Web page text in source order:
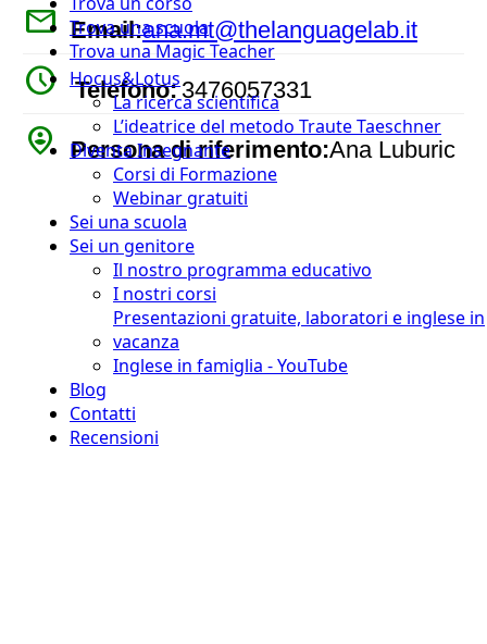
Trova una scuola
Trova una Magic Teacher
Hocus&Lotus
La ricerca scientifica
L’ideatrice del metodo Traute Taeschner
Diventa Insegnante
Corsi di Formazione
Webinar gratuiti
Sei una scuola
Sei un genitore
Il nostro programma educativo
I nostri corsi
Presentazioni gratuite, laboratori e inglese in
vacanza
Inglese in famiglia - YouTube
Blog
Contatti
Recensioni
mail Email:ana.mt@thelanguagelab.it
watch_later Telefono: 3476057331
person_pin_circle Persona di riferimento:Ana Luburic